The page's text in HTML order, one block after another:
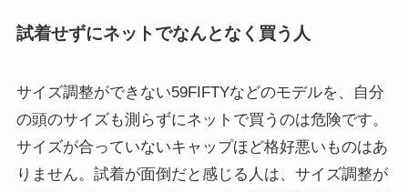
試着せずにネットでなんとなく買う人
サイズ調整ができない59FIFTYなどのモデルを、自分
の頭のサイズも測らずにネットで買うのは危険です。
サイズが合っていないキャップほど格好悪いものはあ
りません。試着が面倒だと感じる人は、サイズ調整が